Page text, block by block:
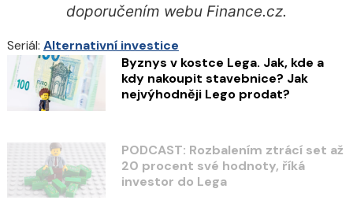
doporučením webu Finance.cz.
Seriál: Alternativní investice
Byznys v kostce Lega. Jak, kde a
kdy nakoupit stavebnice? Jak
nejvýhodněji Lego prodat?
PODCAST: Rozbalením ztrácí set až
20 procent své hodnoty, říká
investor do Lega